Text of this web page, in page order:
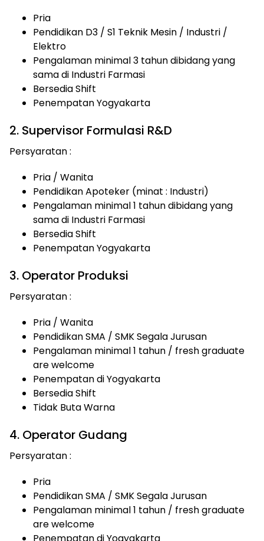
Pria
Pendidikan D3 / S1 Teknik Mesin / Industri /
Elektro
Pengalaman minimal 3 tahun dibidang yang
sama di Industri Farmasi
Bersedia Shift
Penempatan Yogyakarta
2. Supervisor Formulasi R&D
Persyaratan :
Pria / Wanita
Pendidikan Apoteker (minat : Industri)
Pengalaman minimal 1 tahun dibidang yang
sama di Industri Farmasi
Bersedia Shift
Penempatan Yogyakarta
3. Operator Produksi
Persyaratan :
Pria / Wanita
Pendidikan SMA / SMK Segala Jurusan
Pengalaman minimal 1 tahun / fresh graduate
are welcome
Penempatan di Yogyakarta
Bersedia Shift
Tidak Buta Warna
4. Operator Gudang
Persyaratan :
Pria
Pendidikan SMA / SMK Segala Jurusan
Pengalaman minimal 1 tahun / fresh graduate
are welcome